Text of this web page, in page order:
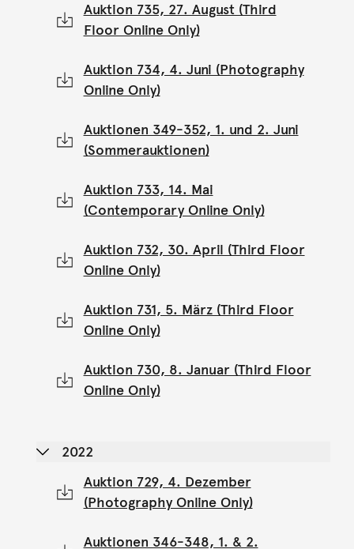
Auktion 735, 27. August (Third
Floor Online Only)
Auktion 734, 4. Juni (Photography
Online Only)
Auktionen 349-352, 1. und 2. Juni
(Sommerauktionen)
Auktion 733, 14. Mai
(Contemporary Online Only)
Auktion 732, 30. April (Third Floor
Online Only)
Auktion 731, 5. März (Third Floor
Online Only)
Auktion 730, 8. Januar (Third Floor
Online Only)
2022
Auktion 729, 4. Dezember
(Photography Online Only)
Auktionen 346-348, 1. & 2.